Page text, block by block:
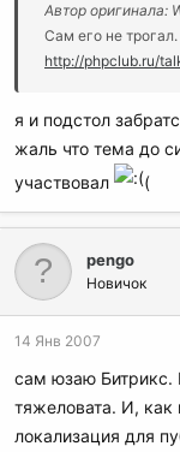
Автор оригинала:
Сам его не
http://phpclub.ru/
я и подстол
жаль что тема до
участвовал
(
pengo
Новичок
14 Янв 2007
сам юзаю Битрикс.
тяжеловата. И, как
локализация для